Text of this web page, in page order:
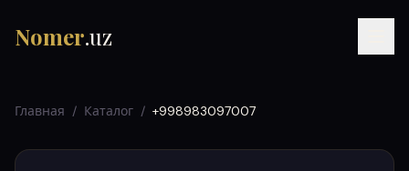
Nomer.uz
Главная / Каталог / +998983097007